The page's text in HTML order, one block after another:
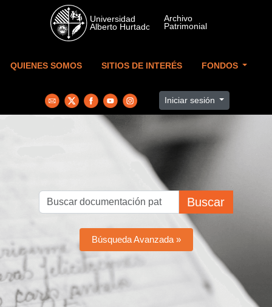
Skip to main content
QUIENES SOMOS SITIOS DE INTERÉS FONDOS
Iniciar sesión
Buscar
Búsqueda Avanzada »